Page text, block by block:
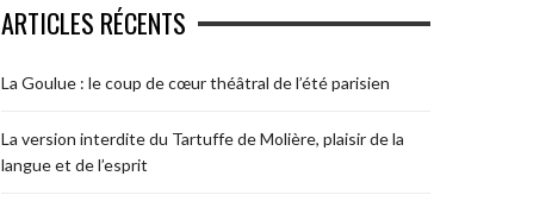
ARTICLES RÉCENTS
La Goulue : le coup de cœur théâtral de l’été parisien
La version interdite du Tartuffe de Molière, plaisir de la
langue et de l’esprit